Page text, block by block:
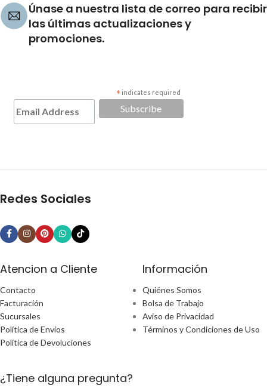
Únase a nuestra lista de correo para recibir
las últimas actualizaciones y
promociones.
* indicates required
Redes Sociales
Atencion a Cliente
Contacto
Facturación
Sucursales
Política de Envíos
Política de Devoluciones
Información
Quiénes Somos
Bolsa de Trabajo
Aviso de Privacidad
Términos y Condiciones de Uso
¿Tiene alguna pregunta?